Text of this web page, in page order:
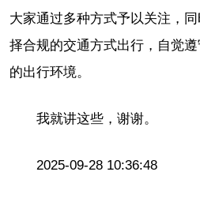
大家通过多种方式予以关注，
择合规的交通方式出行，自觉
的出行环境。
我就讲这些，谢谢。
2025-09-28 10:36:48